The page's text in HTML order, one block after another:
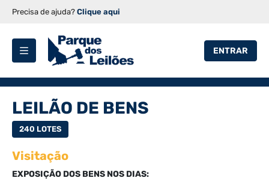
Precisa de ajuda? Clique aqui
ENTRAR
LEILÃO DE BENS
240 LOTES
Visitação
EXPOSIÇÃO DOS BENS NOS DIAS: